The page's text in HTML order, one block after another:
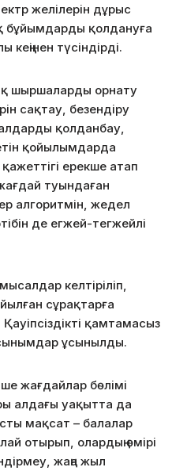
желілерін дұрыс
бұйымдарды қолдануға
түсіндірді.
шыршаларды орнату
сақтау, безендіру
қолданбау,
қойылымдарда
ерекше атап
туындаған
алгоритмін, жедел
де егжей-тегжейлі
келтіріліп,
сұрақтарға
қамтамасыз
ұсынылды.
жағдайлар бөлімі
алдағы уақытта да
мақсат – балалар
отырып, олардың өмірі
жаңа жыл